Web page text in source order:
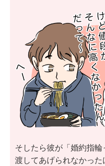
そしたら彼が「婚約指
渡してあげられなかっ